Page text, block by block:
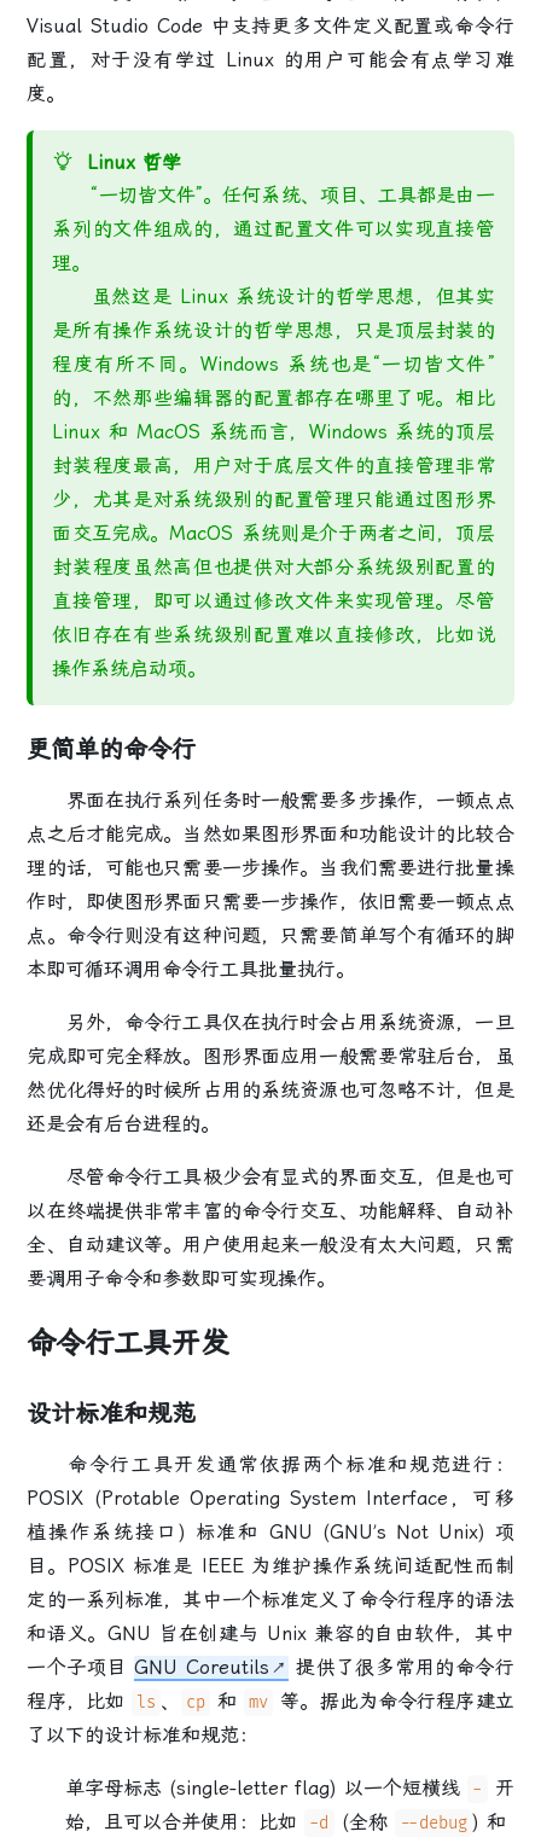
Visual Studio Code 中支持更多文件定义配置或命令行
配置，对于没有学过 Linux 的用户可能会有点学习难
度。
Linux 哲学
“一切皆文件”。任何系统、项目、工具都是由一
系列的文件组成的，通过配置文件可以实现直接管
理。
虽然这是 Linux 系统设计的哲学思想，但其实
是所有操作系统设计的哲学思想，只是顶层封装的
程度有所不同。Windows 系统也是“一切皆文件”
的，不然那些编辑器的配置都存在哪里了呢。相比
Linux 和 MacOS 系统而言，Windows 系统的顶层
封装程度最高，用户对于底层文件的直接管理非常
少，尤其是对系统级别的配置管理只能通过图形界
面交互完成。MacOS 系统则是介于两者之间，顶层
封装程度虽然高但也提供对大部分系统级别配置的
直接管理，即可以通过修改文件来实现管理。尽管
依旧存在有些系统级别配置难以直接修改，比如说
操作系统启动项。
更简单的命令行
界面在执行系列任务时一般需要多步操作，一顿点点
点之后才能完成。当然如果图形界面和功能设计的比较合
理的话，可能也只需要一步操作。当我们需要进行批量操
作时，即使图形界面只需要一步操作，依旧需要一顿点点
点。命令行则没有这种问题，只需要简单写个有循环的脚
本即可循环调用命令行工具批量执行。
另外，命令行工具仅在执行时会占用系统资源，一旦
完成即可完全释放。图形界面应用一般需要常驻后台，虽
然优化得好的时候所占用的系统资源也可忽略不计，但是
还是会有后台进程的。
尽管命令行工具极少会有显式的界面交互，但是也可
以在终端提供非常丰富的命令行交互、功能解释、自动补
全、自动建议等。用户使用起来一般没有太大问题，只需
要调用子命令和参数即可实现操作。
命令行工具开发
设计标准和规范
命令行工具开发通常依据两个标准和规范进行：
POSIX (Protable Operating System Interface，可移
植操作系统接口) 标准和 GNU (GNU’s Not Unix) 项
目。POSIX 标准是 IEEE 为维护操作系统间适配性而制
定的一系列标准，其中一个标准定义了命令行程序的语法
和语义。GNU 旨在创建与 Unix 兼容的自由软件，其中
一个子项目GNU Coreutils
提供了很多常用的命令行
程序，比如
ls 、 cp 和 mv
等。据此为命令行程序建立
了以下的设计标准和规范：
单字母标志 (single-letter flag) 以一个短横线 -
开
始，且可以合并使用：比如
-d (全称 --debug ) 和